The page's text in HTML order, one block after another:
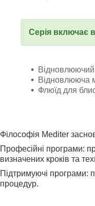
Серія включає
Відновлююча
Флюїд для
Філософія Mediter
Професійні програми:
визначених кроків та
Підтримуючі програми:
процедур.